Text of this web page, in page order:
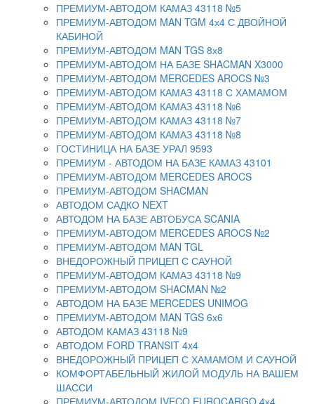
ПРЕМИУМ-АВТОДОМ КАМАЗ 43118 №5
ПРЕМИУМ-АВТОДОМ MAN TGM 4х4 С ДВОЙНОЙ
КАБИНОЙ
ПРЕМИУМ-АВТОДОМ MAN TGS 8х8
ПРЕМИУМ-АВТОДОМ НА БАЗЕ SHACMAN X3000
ПРЕМИУМ-АВТОДОМ MERCEDES AROCS №3
ПРЕМИУМ-АВТОДОМ КАМАЗ 43118 С ХАМАМОМ
ПРЕМИУМ-АВТОДОМ КАМАЗ 43118 №6
ПРЕМИУМ-АВТОДОМ КАМАЗ 43118 №7
ПРЕМИУМ-АВТОДОМ КАМАЗ 43118 №8
ГОСТИНИЦА НА БАЗЕ УРАЛ 9593
ПРЕМИУМ - АВТОДОМ НА БАЗЕ КАМАЗ 43101
ПРЕМИУМ-АВТОДОМ MERCEDES AROCS
ПРЕМИУМ-АВТОДОМ SHACMAN
АВТОДОМ САДКО NEXT
АВТОДОМ НА БАЗЕ АВТОБУСА SCANIA
ПРЕМИУМ-АВТОДОМ MERCEDES AROCS №2
ПРЕМИУМ-АВТОДОМ MAN TGL
ВНЕДОРОЖНЫЙ ПРИЦЕП С САУНОЙ
ПРЕМИУМ-АВТОДОМ КАМАЗ 43118 №9
ПРЕМИУМ-АВТОДОМ SHACMAN №2
АВТОДОМ НА БАЗЕ MERCEDES UNIMOG
ПРЕМИУМ-АВТОДОМ MAN TGS 6х6
АВТОДОМ КАМАЗ 43118 №9
АВТОДОМ FORD TRANSIT 4x4
ВНЕДОРОЖНЫЙ ПРИЦЕП С ХАМАМОМ И САУНОЙ
КОМФОРТАБЕЛЬНЫЙ ЖИЛОЙ МОДУЛЬ НА ВАШЕМ
ШАССИ
ПРЕМИУМ-АВТОДОМ IVECO EUROCARGO 4х4